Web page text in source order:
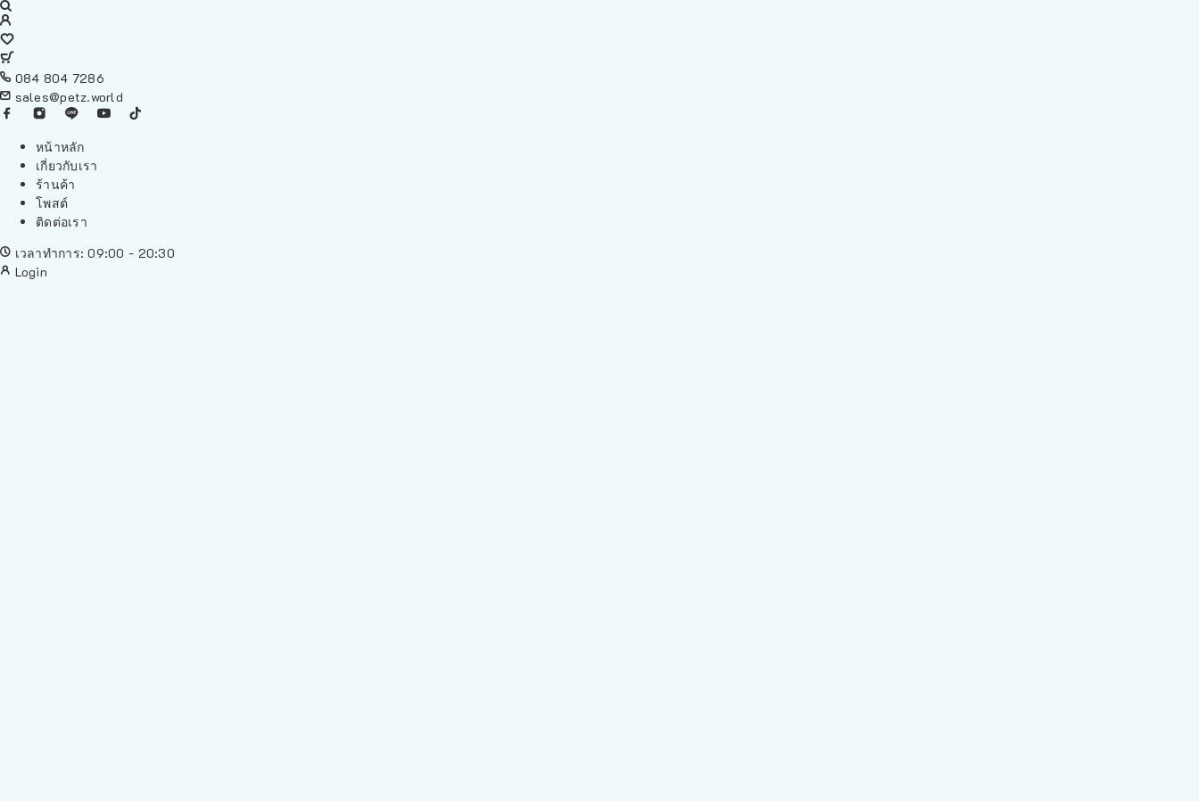
084 804 7286
sales@petz.world
หน้าหลัก
เกี่ยวกับเรา
ร้านค้า
โพสต์
ติดต่อเรา
เวลาทำการ: 09:00 - 20:30
Login